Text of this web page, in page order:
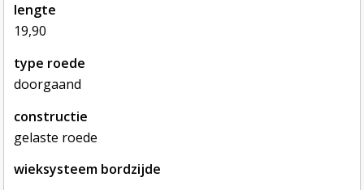
lengte
19,90
type roede
doorgaand
constructie
gelaste roede
wieksysteem bordzijde